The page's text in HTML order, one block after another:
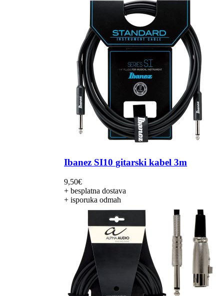
Ibanez SI10 gitarski kabel 3m
9,50€
+ besplatna dostava
+ isporuka odmah